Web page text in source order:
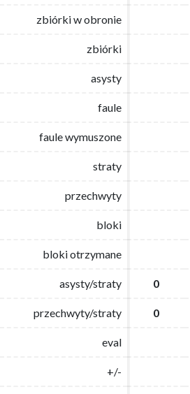
zbiórki w obronie
zbiórki
asysty
faule
faule wymuszone
straty
przechwyty
bloki
bloki otrzymane
asysty/straty 0
przechwyty/straty 0
eval
+/-
zbiórki w obronie
zbiórki
asysty
faule
faule wymuszone
straty
przechwyty
bloki
bloki otrzymane
asysty/straty 0
przechwyty/straty 0
eval
+/-